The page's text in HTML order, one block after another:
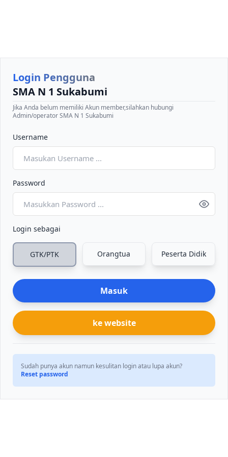
Login Pengguna
SMA N 1 Sukabumi
Jika Anda belum memiliki Akun member,silahkan hubungi
Admin/operator SMA N 1 Sukabumi
Username
Password
Login sebagai
GTK/PTK Orangtua Peserta Didik
Masuk
ke website
Sudah punya akun namun kesulitan login atau lupa akun?
Reset password